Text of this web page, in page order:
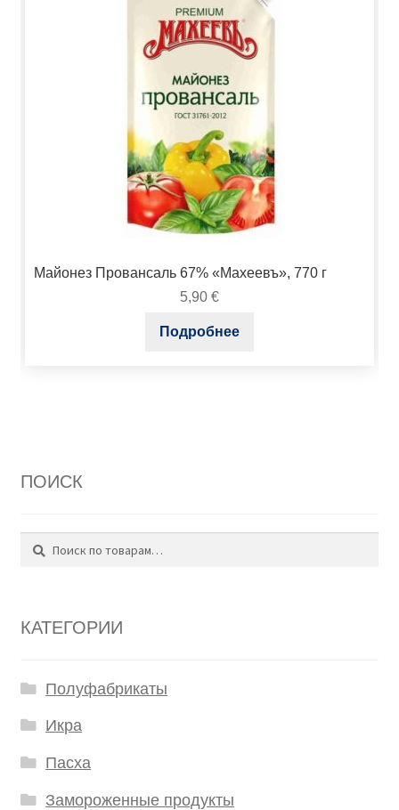
Майонез Провансаль 67% «Махеевъ», 770 г
5,90 €
Подробнее
ПОИСК
Поиск
КАТЕГОРИИ
Полуфабрикаты
Икра
Пасха
Замороженные продукты